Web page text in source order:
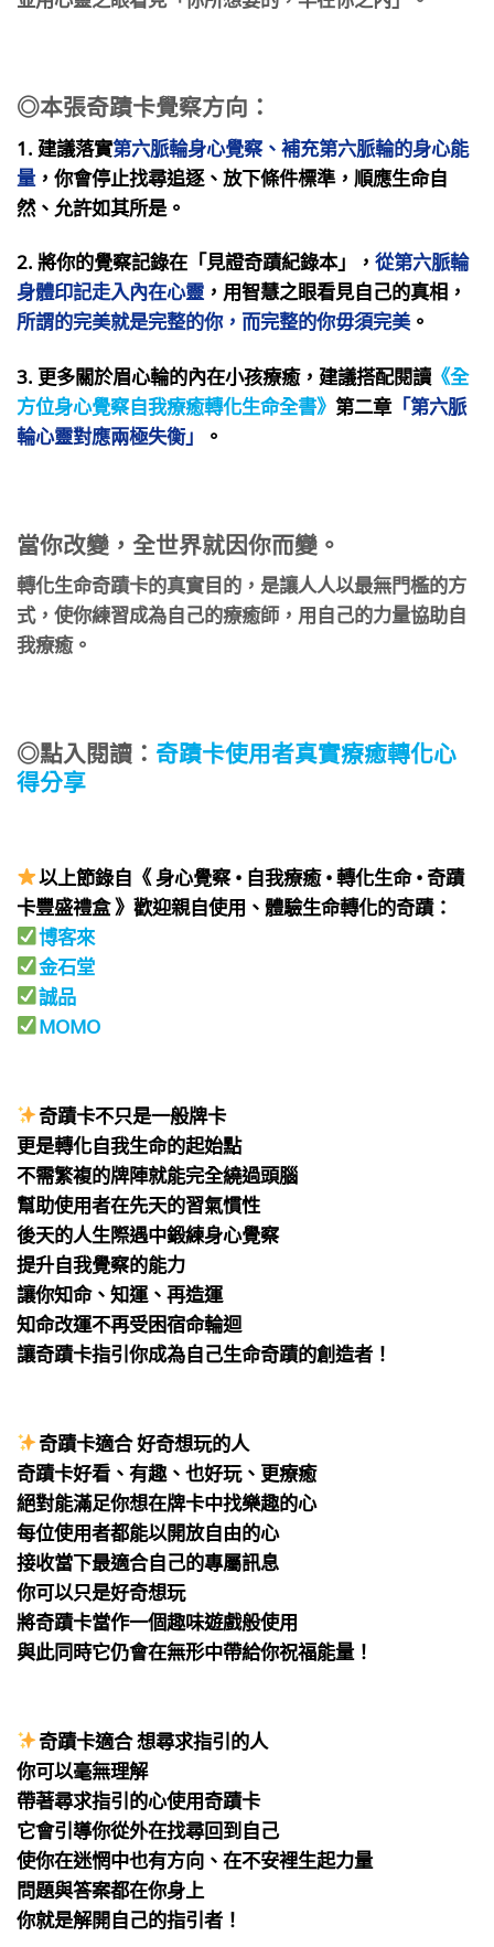
◎本張奇蹟卡覺察方向：
1. 建議落實第六脈輪身心覺察、補充第六脈輪的身心能
量，你會停止找尋追逐、放下條件標準，順應生命自
然、允許如其所是。
2. 將你的覺察記錄在「見證奇蹟紀錄本」， 從第六脈輪
身體印記走入內在心靈 ，用智慧之眼看見自己的真相，
所謂的完美就是完整的你，而完整的你毋須完美。
3. 更多關於眉心輪的內在小孩療癒，建議搭配閱讀 《全
方位身心覺察自我療癒轉化生命全書》 第二章「第六脈
輪心靈對應兩極失衡」
。
當你改變，全世界就因你而變。
​轉化生命奇蹟卡的真實目的，是讓人人以最無門檻的方
式，使你練習成為自己的療癒師，用自己的力量協助自
我療癒。
◎點入閱讀： 奇蹟卡使用者真實療癒轉化心
得分享
以上節錄自《 身心覺察 • 自我療癒 • 轉化生命 • 奇蹟
卡豐盛禮盒 》歡迎親自使用、體驗生命轉化的奇蹟：
博客來
金石堂
誠品
MOMO
奇蹟卡不只是一般牌卡
更是轉化自我生命的起始點
不需繁複的牌陣就能完全繞過頭腦
幫助使用者在先天的習氣慣性
後天的人生際遇中鍛練身心覺察
提升自我覺察的能力
讓你知命、知運、再造運
知命改運不再受困宿命輪迴
讓奇蹟卡指引你成為自己生命奇蹟的創造者！
奇蹟卡適合 好奇想玩的人
奇蹟卡好看、有趣、也好玩、更療癒
絕對能滿足你想在牌卡中找樂趣的心
每位使用者都能以開放自由的心
接收當下最適合自己的專屬訊息
你可以只是好奇想玩
將奇蹟卡當作一個趣味遊戲般使用
與此同時它仍會在無形中帶給你祝福能量！
奇蹟卡適合 想尋求指引的人
你可以毫無理解
帶著尋求指引的心使用奇蹟卡
它會引導你從外在找尋回到自己
使你在迷惘中也有方向、在不安裡生起力量
問題與答案都在你身上
你就是解開自己的指引者！